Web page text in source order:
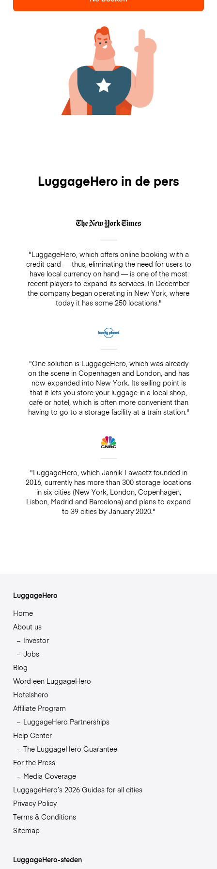
LuggageHero in de pers
"LuggageHero, which offers online booking with a
credit card — thus, eliminating the need for users to
have local currency on hand — is one of the most
recent players to expand its services. In December
the company began operating in New York, where
today it has some 250 locations."
"One solution is LuggageHero, which was already
on the scene in Copenhagen and London, and has
now expanded into New York. Its selling point is
that it lets you store your luggage in a local shop,
café or hotel, which is often more convenient than
having to go to a storage facility at a train station."
"LuggageHero, which Jannik Lawaetz founded in
2016, currently has more than 300 storage locations
in six cities (New York, London, Copenhagen,
Lisbon, Madrid and Barcelona) and plans to expand
to 39 cities by January 2020."
LuggageHero
Home
About us
Investor
Jobs
Blog
Word een LuggageHero
Hotelshero
Affiliate Program
LuggageHero Partnerships
Help Center
The LuggageHero Guarantee
For the Press
Media Coverage
LuggageHero’s 2026 Guides for all cities
Privacy Policy
Terms & Conditions
Sitemap
LuggageHero-steden